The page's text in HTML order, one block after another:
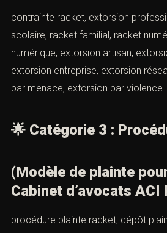
*🌟Catégorie 2 :
extorsion
(Modèle de plainte
racket code pénal, extorsion code
extorsion simple, menace racket,
contrainte racket, extorsion
scolaire, racket familial, racket